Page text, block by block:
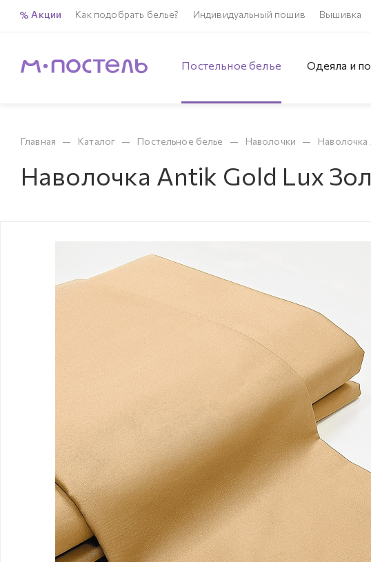
Акции Как подобрать белье? Индивидуальный пошив Вышивка
Постельное белье Одеяла и
Главная — Каталог — Постельное белье — Наволочки — Наволочка
Наволочка Antik Gold Lux